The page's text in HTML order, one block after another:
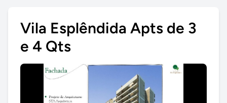
Vila Esplêndida Apts de 3
e 4 Qts